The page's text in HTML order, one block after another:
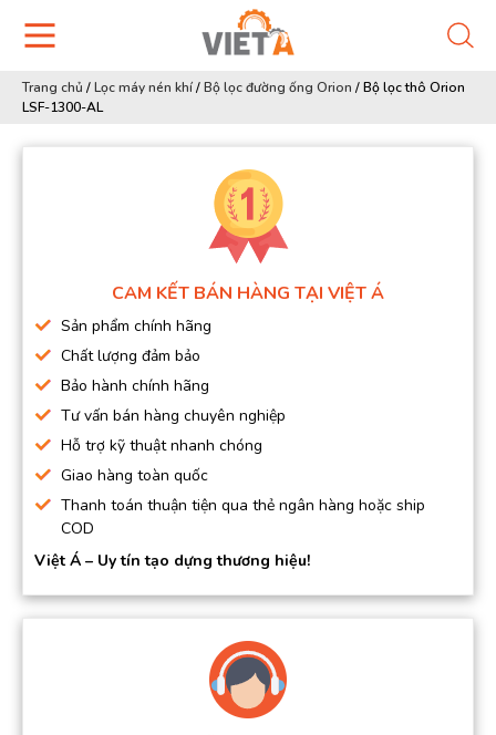
Trang chủ /Lọc máy nén khí/Bộ lọc đường ống Orion /Bộ lọc thô Orion
LSF-1300-AL
CAM KẾT BÁN HÀNG TẠI VIỆT Á
Sản phẩm chính hãng
Chất lượng đảm bảo
Bảo hành chính hãng
Tư vấn bán hàng chuyên nghiệp
Hỗ trợ kỹ thuật nhanh chóng
Giao hàng toàn quốc
Thanh toán thuận tiện qua thẻ ngân hàng hoặc ship
COD
Việt Á – Uy tín tạo dựng thương hiệu!